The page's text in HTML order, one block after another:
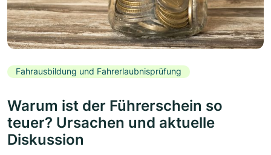
Fahrausbildung und Fahrerlaubnisprüfung
Warum ist der Führerschein so
teuer? Ursachen und aktuelle
Diskussion